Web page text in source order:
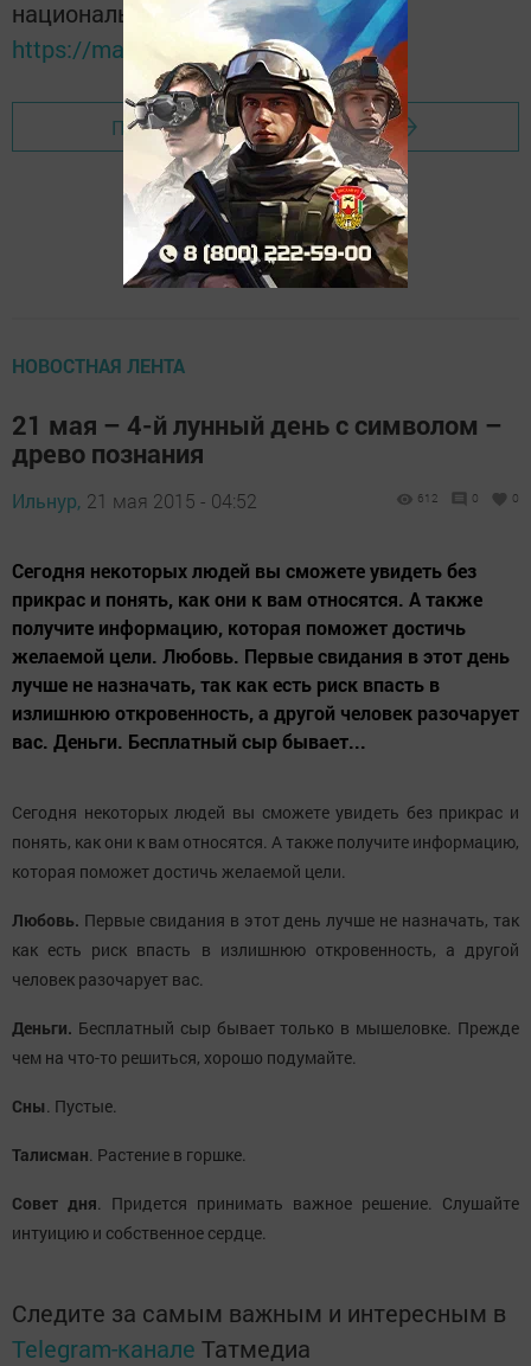
национальном мессенджере MАХ:
https://max.ru/tatmedia
Перейти на страницу новости
НОВОСТНАЯ ЛЕНТА
21 мая – 4-й лунный день с символом –
древо познания
Ильнур, 21 мая 2015 - 04:52 612 0 0
Сегодня некоторых людей вы сможете увидеть без
прикрас и понять, как они к вам относятся. А также
получите информацию, которая поможет достичь
желаемой цели. Любовь. Первые свидания в этот день
лучше не назначать, так как есть риск впасть в
излишнюю откровенность, а другой человек разочарует
вас. Деньги. Бесплатный сыр бывает...
Сегодня некоторых людей вы сможете увидеть без прикрас и
понять, как они к вам относятся. А также получите информацию,
которая поможет достичь желаемой цели.
Любовь. Первые свидания в этот день лучше не назначать, так
как есть риск впасть в излишнюю откровенность, а другой
человек разочарует вас.
Деньги. Бесплатный сыр бывает только в мышеловке. Прежде
чем на что-то решиться, хорошо подумайте.
Сны. Пустые.
Талисман. Растение в горшке.
Совет дня. Придется принимать важное решение. Слушайте
интуицию и собственное сердце.
Следите за самым важным и интересным в
Telegram-канале Татмедиа